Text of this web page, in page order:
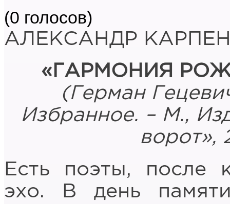
(0 голосов)
АЛЕКСАНДР
«ГАРМОНИЯ
(Герман
Избранное. – М.,
ворот»,
Есть поэты, после
эхо. В день